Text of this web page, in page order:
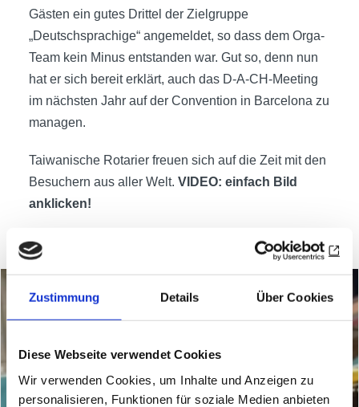
Zustimmung Details Über Cookies
Diese Webseite verwendet Cookies
Wir verwenden Cookies, um Inhalte und Anzeigen zu
personalisieren, Funktionen für soziale Medien anbieten
Gästen ein gutes Drittel der Zielgruppe
„Deutschsprachige“ angemeldet, so dass dem Orga-
Team kein Minus entstanden war. Gut so, denn nun
hat er sich bereit erklärt, auch das D-A-CH-Meeting
im nächsten Jahr auf der Convention in Barcelona zu
managen.
Taiwanische Rotarier freuen sich auf die Zeit mit den
Besuchern aus aller Welt. VIDEO: einfach Bild
anklicken!